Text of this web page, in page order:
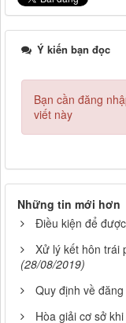
Ý kiến bạn đọc
Bạn cần đăng
viết này
Những tin mới hơn
Điều kiện để
Xử lý kết hôn trái
(28/08/2019)
Quy định về
Hòa giải cơ sở